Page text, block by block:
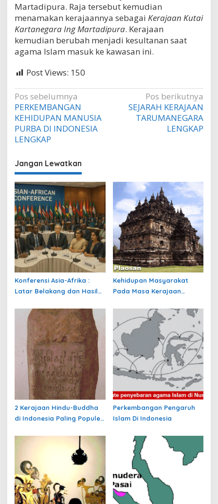
Martadipura. Raja tersebut kemudian
menamakan kerajaannya sebagai Kerajaan Kutai
Kartanegara Ing Martadipura. Kerajaan
kemudian berubah menjadi kesultanan saat
agama Islam masuk ke kawasan ini.
Post Views: 150
Navigasi
pos
Pos sebelumnya
PERKEMBANGAN
KEHIDUPAN MANUSIA
PURBA DI INDONESIA
LENGKAP
Pos berikutnya
SEJARAH KERAJAAN
TARUMANEGARA
LENGKAP
Jangan Lewatkan
Konferensi Asia-Afrika :
Latar Belakang dan Hasil
Kehidupan Masyarakat
Pada Masa Kerajaan
2 Kerajaan Hindu-Buddha
di Indonesia Paling Populer
Peradaban Nusantara
Perkembangan Pengaruh
Islam Di Indonesia